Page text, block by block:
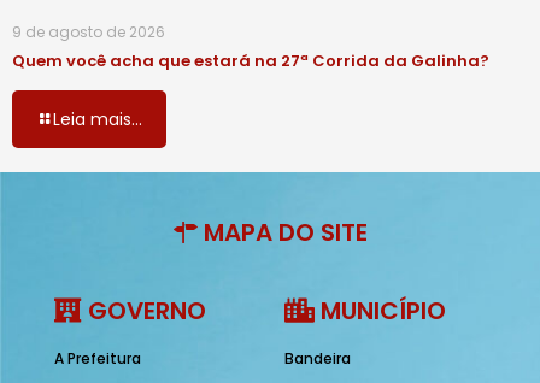
9 de agosto de 2026
Quem você acha que estará na 27ª Corrida da Galinha?
Leia mais...
MAPA DO SITE
GOVERNO
A Prefeitura
MUNICÍPIO
Bandeira